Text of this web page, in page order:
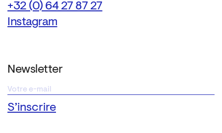
+32 (0) 64 27 87 27
Instagram
Newsletter